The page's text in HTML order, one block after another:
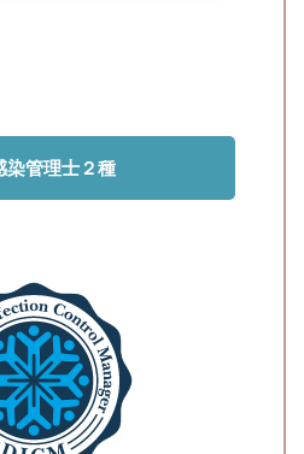
染管理士２種